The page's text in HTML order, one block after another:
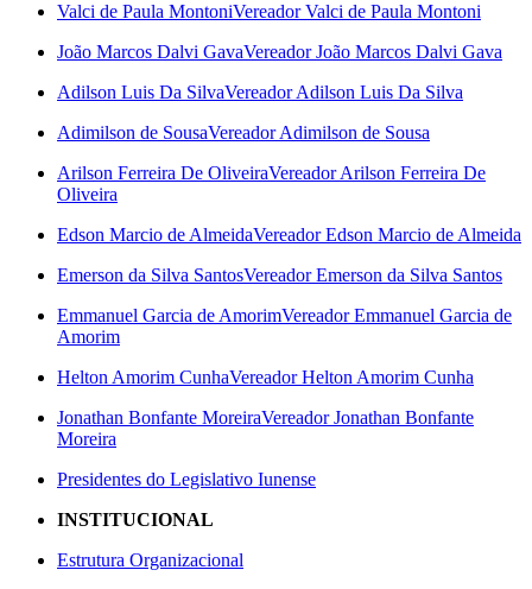
Valci de Paula MontoniVereador Valci de Paula Montoni
João Marcos Dalvi GavaVereador João Marcos Dalvi Gava
Adilson Luis Da SilvaVereador Adilson Luis Da Silva
Adimilson de SousaVereador Adimilson de Sousa
Arilson Ferreira De OliveiraVereador Arilson Ferreira De
Oliveira
Edson Marcio de AlmeidaVereador Edson Marcio de Almeida
Emerson da Silva SantosVereador Emerson da Silva Santos
Emmanuel Garcia de AmorimVereador Emmanuel Garcia de
Amorim
Helton Amorim CunhaVereador Helton Amorim Cunha
Jonathan Bonfante MoreiraVereador Jonathan Bonfante
Moreira
Presidentes do Legislativo Iunense
INSTITUCIONAL
Estrutura Organizacional